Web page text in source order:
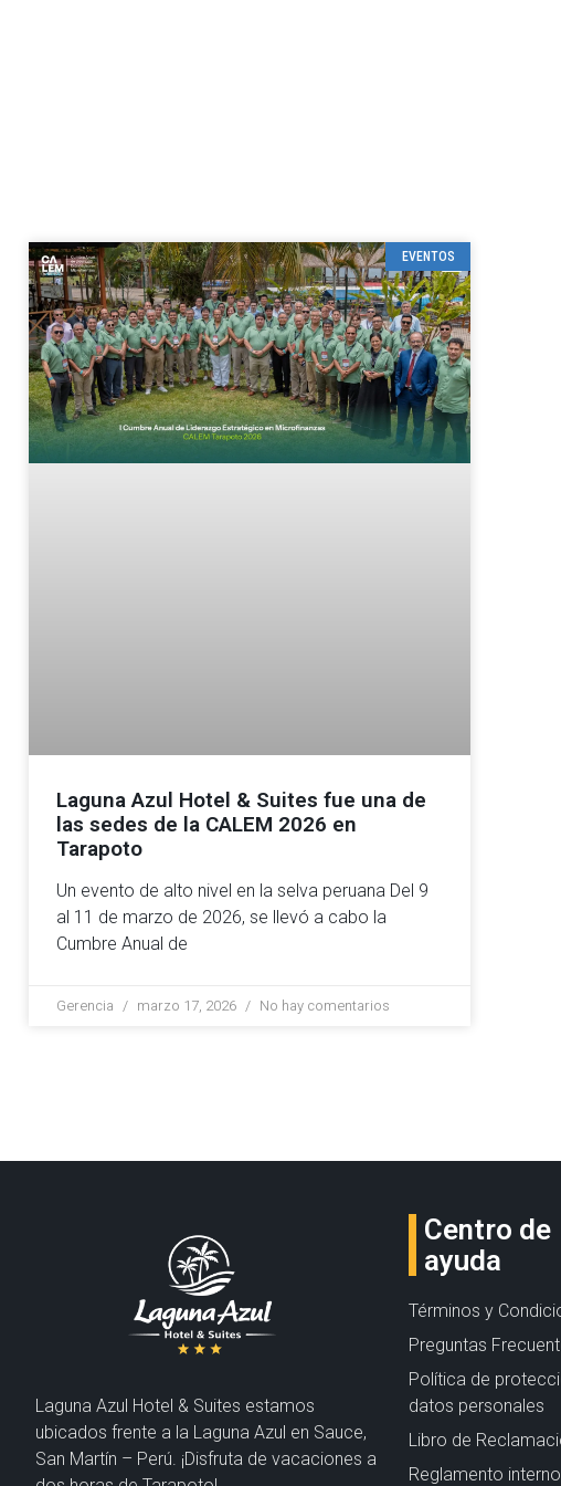
EVENTOS
Laguna Azul Hotel & Suites fue una de
las sedes de la CALEM 2026 en
Tarapoto
Un evento de alto nivel en la selva peruana Del 9
al 11 de marzo de 2026, se llevó a cabo la
Cumbre Anual de
Gerencia marzo 17, 2026 No hay comentarios
Laguna Azul Hotel & Suites estamos
ubicados frente a la Laguna Azul en Sauce,
San Martín – Perú. ¡Disfruta de vacaciones a
Centro de
ayuda
Términos y
Preguntas
Política de
datos personales
Libro de
Reglamento interno